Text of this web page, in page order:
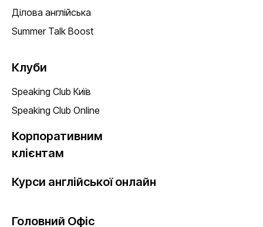
Ділова англійська
Summer Talk Boost
Клуби
Speaking Club Київ
Speaking Club Online
Корпоративним
клієнтам
Курси англійської онлайн
Головний Офіс